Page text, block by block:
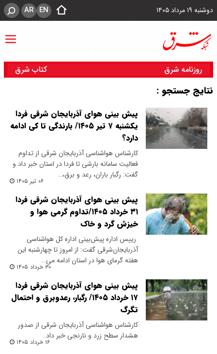
دوشنبه ۱۹ مرداد ۱۴۰۵ EN
AR
روزنامه شرق کتاب شرق
نتایج جستجو :
پیش بینی هوای آذربایجان شرقی فردا
یکشنبه ۷ تیر ۱۴۰۵/ بارندگی تا کی ادامه
دارد؟
کارشناس هواشناسی آذربایجان شرقی از تداوم
فعالیت سامانه بارشی تا فردا در استان خبر داد و
گفت: رگبار باران، رعد و برق،…
۰۶ تیر ۱۴۰۵
پیش بینی هوای آذربایجان شرقی فردا
۳۱ خرداد ۱۴۰۵/تداوم گرمی هوا و
خیزش گرد و خاک
​ رییس اداره پیش‌بینی اداره کل هواشناسی
آذربایجان‌شرقی گفت: از امروز تا چهارشنبه این
هفته گرمای هوا در استان ادامه می…
۳۰ خرداد ۱۴۰۵
پیش بینی هوای آذربایجان شرقی فردا
۱۷ خرداد ۱۴۰۵/ رگبار، رعدوبرق و احتمال
تگرگ
​کارشناس هواشناسی آذربایجان شرقی از صدور
هشدار سطح زرد و نارنجی خبر داد.
۱۶ خرداد ۱۴۰۵